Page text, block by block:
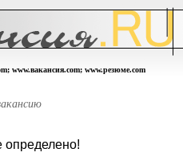
www.вакансия.com; www.резюме.com